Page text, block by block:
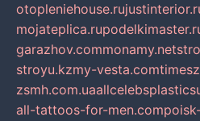
otopleniehouse.ru
mojateplica.ru
garazhov.commonamy.net
stroyu.kzmy-vesta.com
zsmh.com.ua
all-tattoos-for-men.com